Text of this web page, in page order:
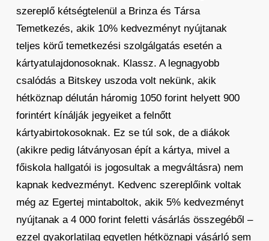
szereplő kétségtelenül a Brinza és Társa
Temetkezés, akik 10% kedvezményt nyújtanak
teljes körű temetkezési szolgálgatás esetén a
kártyatulajdonosoknak. Klassz. A legnagyobb
csalódás a Bitskey uszoda volt nekünk, akik
hétköznap délután háromig 1050 forint helyett 900
forintért kínálják jegyeiket a felnőtt
kártyabirtokosoknak. Ez se túl sok, de a diákok
(akikre pedig látványosan épít a kártya, mivel a
főiskola hallgatói is jogosultak a megváltásra) nem
kapnak kedvezményt. Kedvenc szereplőink voltak
még az Egertej mintaboltok, akik 5% kedvezményt
nyújtanak a 4 000 forint feletti vásárlás összegéből –
ezzel gyakorlatilag egyetlen hétköznapi vásárló sem